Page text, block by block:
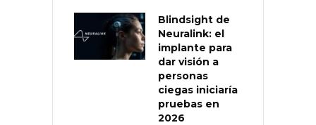
Blindsight de
Neuralink: el
implante para
dar visión a
personas
ciegas iniciaría
pruebas en
2026